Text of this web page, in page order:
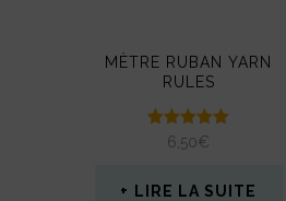
page
du
produit
MÈTRE RUBAN YARN
RULES
Note
5.00
6,50€
LIRE LA SUITE